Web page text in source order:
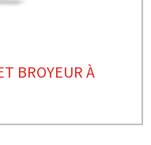
BROYEUR À